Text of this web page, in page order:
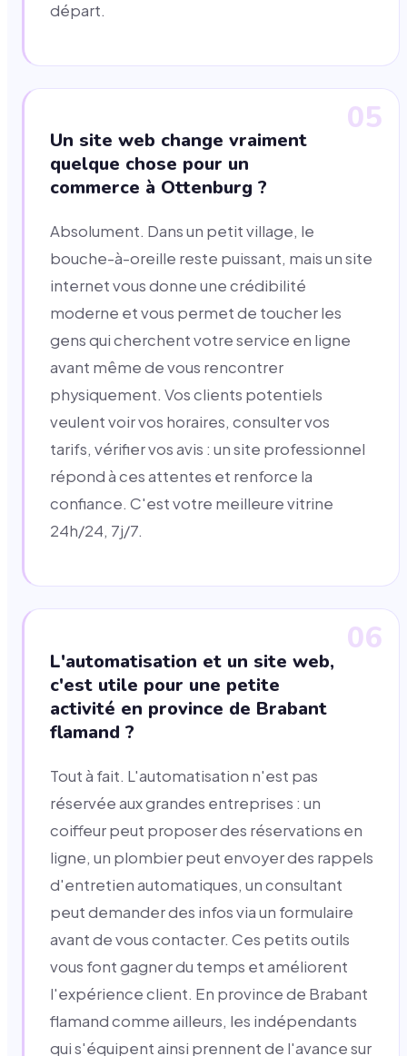
départ.
05
Un site web change vraiment
quelque chose pour un
commerce à Ottenburg ?
Absolument. Dans un petit village, le
bouche-à-oreille reste puissant, mais un site
internet vous donne une crédibilité
moderne et vous permet de toucher les
gens qui cherchent votre service en ligne
avant même de vous rencontrer
physiquement. Vos clients potentiels
veulent voir vos horaires, consulter vos
tarifs, vérifier vos avis : un site professionnel
répond à ces attentes et renforce la
confiance. C'est votre meilleure vitrine
24h/24, 7j/7.
06
L'automatisation et un site web,
c'est utile pour une petite
activité en province de Brabant
flamand ?
Tout à fait. L'automatisation n'est pas
réservée aux grandes entreprises : un
coiffeur peut proposer des réservations en
ligne, un plombier peut envoyer des rappels
d'entretien automatiques, un consultant
peut demander des infos via un formulaire
avant de vous contacter. Ces petits outils
vous font gagner du temps et améliorent
l'expérience client. En province de Brabant
flamand comme ailleurs, les indépendants
qui s'équipent ainsi prennent de l'avance sur